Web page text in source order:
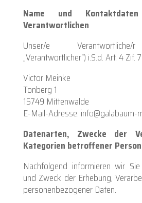
Name und
Verantwortlichen
Unser/e
„Verantwortlicher“) i.S.d. Art. 4 Zif.
Victor Meinke
Tonberg 1
15749 Mittenwalde
E-Mail-Adresse: info@galabaum-
Datenarten, Zwecke der
Kategorien betroffener
Nachfolgend informieren wir
und Zweck der Erhebung,
personenbezogener Daten.